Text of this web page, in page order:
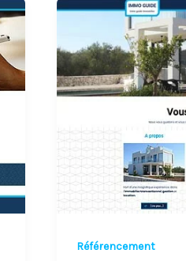
Référencement
Adwords
Les
mots
clés